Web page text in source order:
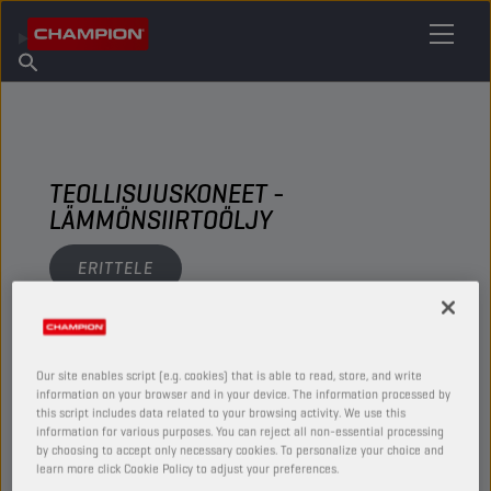
Tietoa Championista
Etsi myyntipiste
TEOLLISUUSKONEET -
LÄMMÖNSIIRTOÖLJY
ERITTELE
LÄMMÖNSIIRTOÖLJY
Our site enables script (e.g. cookies) that is able to read, store, and write
information on your browser and in your device. The information processed by
this script includes data related to your browsing activity. We use this
information for various purposes. You can reject all non-essential processing
by choosing to accept only necessary cookies. To personalize your choice and
learn more click Cookie Policy to adjust your preferences.